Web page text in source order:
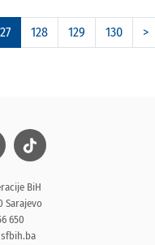
128 129 130 >
BiH
Sarajevo
650